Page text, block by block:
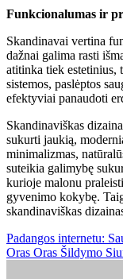
Funkcionalumas ir
Skandinavai vertina
dažnai galima rasti
atitinka tiek estetinius,
sistemos, paslėptos
efektyviai panaudoti
Skandinaviškas
sukurti jaukią,
minimalizmas,
suteikia galimybę
kurioje malonu
gyvenimo kokybę.
skandinaviškas
Post
navigation
Padangos internetu:
Oras Oras Šildymo